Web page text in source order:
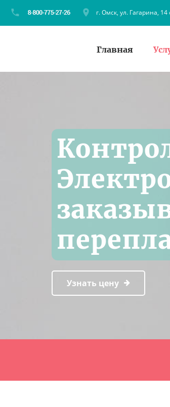
г. Омск, ул. Гагарина,
Главная
Узнать цену